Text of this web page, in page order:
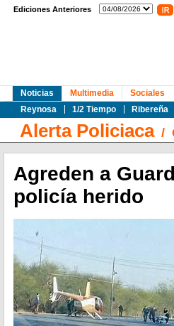
Ediciones Anteriores
Noticias
Reynosa
1/2 Tiempo Ribereña
Multimedia Sociales
Alerta Policiaca/
Agreden a
policía herido